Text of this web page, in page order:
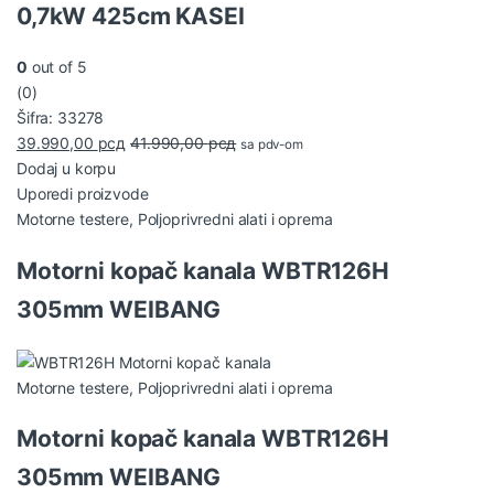
0,7kW 425cm KASEI
0 out of 5
(0)
Šifra: 33278
39.990,00 рсд 41.990,00рсд sa pdv-om
Dodaj u korpu
Uporedi proizvode
Motorne testere, Poljoprivredni alati i oprema
Motorni kopač kanala WBTR126H
305mm WEIBANG
Motorne testere, Poljoprivredni alati i oprema
Motorni kopač kanala WBTR126H
305mm WEIBANG